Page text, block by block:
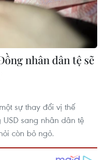
nhân dân tệ sẽ
sự thay đổi vị thế
sang nhân dân tệ
còn bỏ ngỏ.